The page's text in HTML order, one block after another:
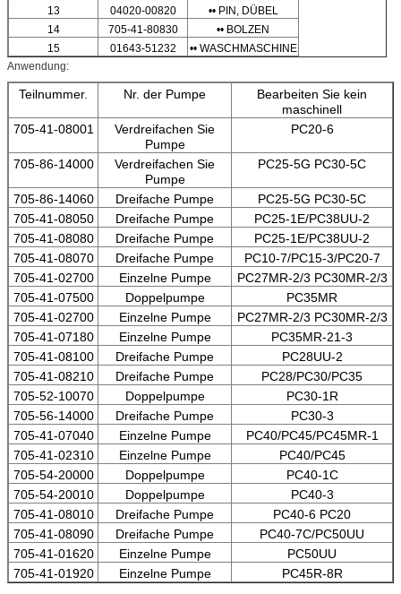
13
04020-00820
•• PIN, DÜBEL
14
705-41-80830
•• BOLZEN
15
01643-51232
•• WASCHMASCHINE
Anwendung:
Teilnummer. Nr. der Pumpe
Bearbeiten Sie kein
maschinell
705-41-08001
Verdreifachen Sie
Pumpe
PC20-6
705-86-14000
Verdreifachen Sie
Pumpe
PC25-5G PC30-5C
705-86-14060 Dreifache Pumpe
PC25-5G PC30-5C
705-41-08050
Dreifache Pumpe
PC25-1E/PC38UU-2
705-41-08080
Dreifache Pumpe
PC25-1E/PC38UU-2
705-41-08070
Dreifache Pumpe
PC10-7/PC15-3/PC20-7
705-41-02700
Einzelne Pumpe
PC27MR-2/3 PC30MR-2/3
705-41-07500
Doppelpumpe
PC35MR
705-41-02700
Einzelne Pumpe
PC27MR-2/3 PC30MR-2/3
705-41-07180
Einzelne Pumpe
PC35MR-21-3
705-41-08100
Dreifache Pumpe
PC28UU-2
705-41-08210
Dreifache Pumpe
PC28/PC30/PC35
705-52-10070
Doppelpumpe
PC30-1R
705-56-14000
Dreifache Pumpe
PC30-3
705-41-07040
Einzelne Pumpe
PC40/PC45/PC45MR-1
705-41-02310
Einzelne Pumpe
PC40/PC45
705-54-20000
Doppelpumpe
PC40-1C
705-54-20010
Doppelpumpe
PC40-3
705-41-08010
Dreifache Pumpe
PC40-6 PC20
705-41-08090
Dreifache Pumpe
PC40-7C/PC50UU
705-41-01620
Einzelne Pumpe
PC50UU
705-41-01920
Einzelne Pumpe
PC45R-8R